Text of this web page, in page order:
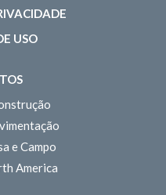
USO
e Campo
America